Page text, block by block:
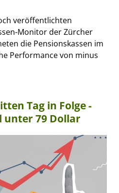
veröffentlichten
Monitor der Zürcher
die Pensionskassen im
Performance von minus
Tag in Folge -
unter 79 Dollar